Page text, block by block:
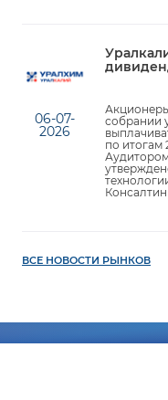
06-07-
2026
собрании
по итогам
ВСЕ НОВОСТИ РЫНКОВ